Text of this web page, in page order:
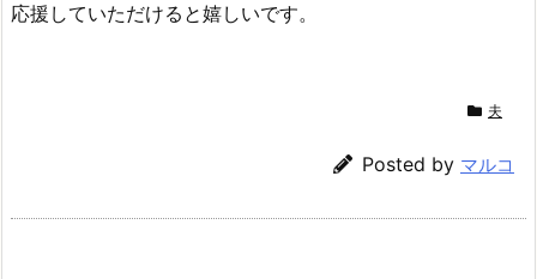
応援していただけると嬉しいです。
夫
Posted by マルコ